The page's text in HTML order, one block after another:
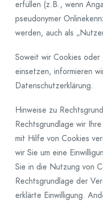
erfüllen (z.B., wenn
pseudonymer
werden, auch als
Soweit wir Cookies oder
einsetzen, informieren
Datenschutzerklärung.
Hinweise zu
Rechtsgrundlage wir
mit Hilfe von Cookies
wir Sie um eine
Sie in die Nutzung von
Rechtsgrundlage der
erklärte Einwilligung.